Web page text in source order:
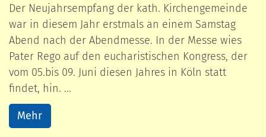
Der Neujahrsempfang der kath. Kirchengemeinde
war in diesem Jahr erstmals an einem Samstag
Abend nach der Abendmesse. In der Messe wies
Pater Rego auf den eucharistischen Kongress, der
vom 05.bis 09. Juni diesen Jahres in Köln statt
findet, hin. ...
Mehr